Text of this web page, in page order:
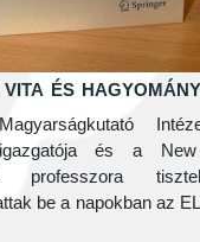
és
igazgatója és a
professzora
be a napokban az